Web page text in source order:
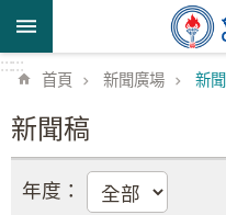
跳到主要內容區塊
::::::
首頁 新聞廣場 新
新聞稿
年度：